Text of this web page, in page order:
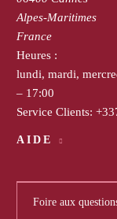
Alpes-Maritimes
France
Heures :
lundi, mardi,
– 17:00
Service Clients:
AIDE
Foire aux